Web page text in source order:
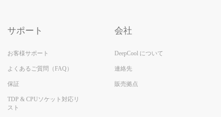
サポート
お客様サポート
よくあるご質問（FAQ）
保証
TDP & CPUソケット対応リ
スト
会社
DeepCool について
連絡先
販売拠点